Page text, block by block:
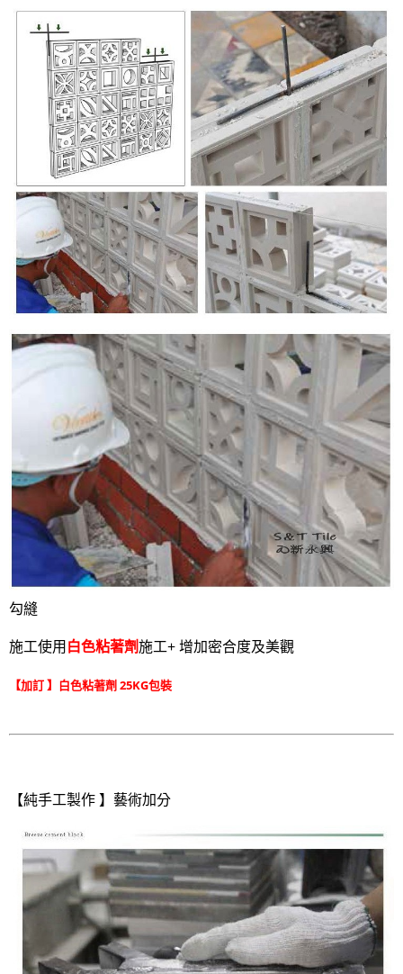
勾縫
施工使用白色粘著劑施工+ 增加密合度及美觀
【加訂 】白色粘著劑 25KG包裝
【純手工製作 】藝術加分